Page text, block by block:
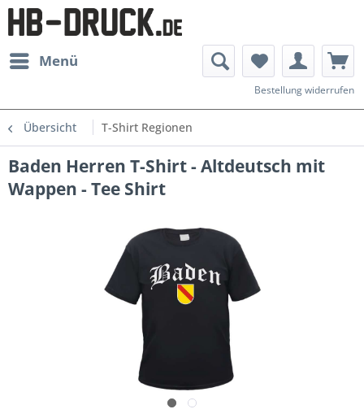
Menü
Bestellung widerrufen
Übersicht T-Shirt Regionen
Baden Herren T-Shirt - Altdeutsch mit
Wappen - Tee Shirt